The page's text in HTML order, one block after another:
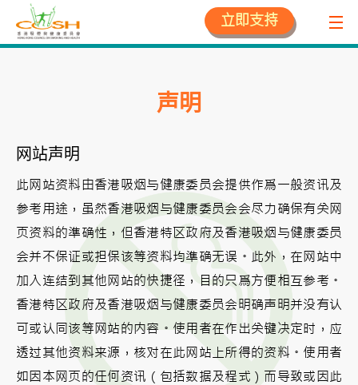
立即支持
声明
网站声明
此网站资料由香港吸烟与健康委员会提供作爲一般资讯及
参考用途，虽然香港吸烟与健康委员会会尽力确保有关网
页资料的準确性，但香港特区政府及香港吸烟与健康委员
会并不保证或担保该等资料均準确无误。此外，在网站中
加入连结到其他网站的快捷径，目的只爲方便相互参考。
香港特区政府及香港吸烟与健康委员会明确声明并没有认
可或认同该等网站的内容。使用者在作出关键决定时，应
透过其他资料来源，核对在此网站上所得的资料。使用者
如因本网页的任何资讯（包括数据及程式）而导致或因此